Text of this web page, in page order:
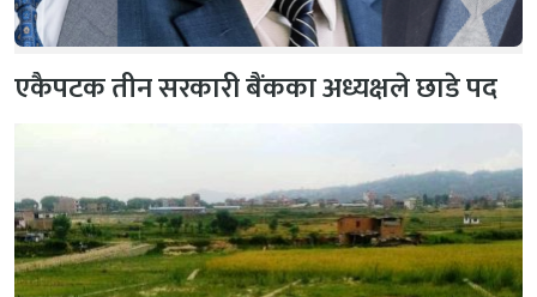
एकैपटक तीन सरकारी बैंकका अध्यक्षले छाडे पद